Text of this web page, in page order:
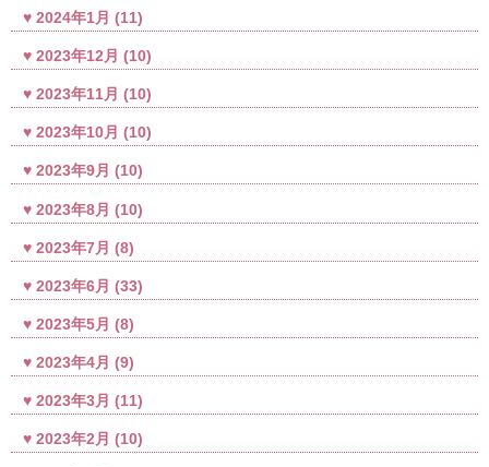
2024年1月 (11)
2023年12月 (10)
2023年11月 (10)
2023年10月 (10)
2023年9月 (10)
2023年8月 (10)
2023年7月 (8)
2023年6月 (33)
2023年5月 (8)
2023年4月 (9)
2023年3月 (11)
2023年2月 (10)